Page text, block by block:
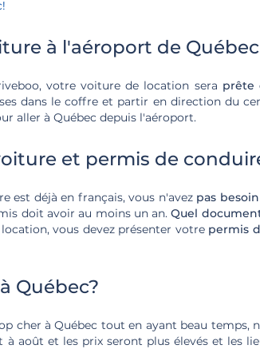
!
à l'aéroport de Québec
votre voiture de location sera prête
dans le coffre et partir en direction du
aller à Québec depuis l'aéroport.
et permis de
est déjà en français, vous n'avez pas
doit avoir au moins un an.Quel
vous devez présenter votre permis
Québec?
cher à Québec tout en ayant beau temps,
à août et les prix seront plus élevés et les